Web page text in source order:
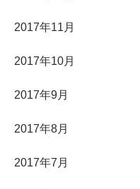
2017年11月
2017年10月
2017年9月
2017年8月
2017年7月